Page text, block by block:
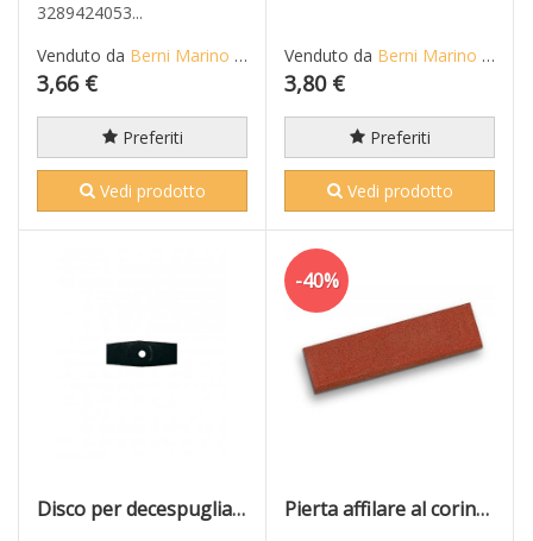
3289424053...
Venduto da Berni Marino di Mario S.n.c.
3,66 €
Preferiti
Vedi prodotto
Venduto da Berni Marino di Mario S.n.c.
3,80 €
Preferiti
Vedi prodotto
Disco per decespugliatore a 2 denti mm 255
-40%
Pierta affilare al corindone cm 10 ARCHMAN